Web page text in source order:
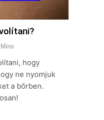
hogy
ne nyomjuk
a bőrben.